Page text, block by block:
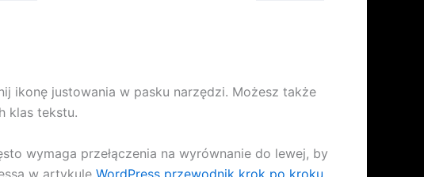
ikonę justowania w pasku narzędzi. Możesz także
klas tekstu.
wymaga przełączenia na wyrównanie do lewej, by
w artykule WordPress przewodnik krok po kroku